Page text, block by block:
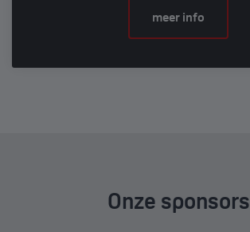
meer info
Onze sponsors